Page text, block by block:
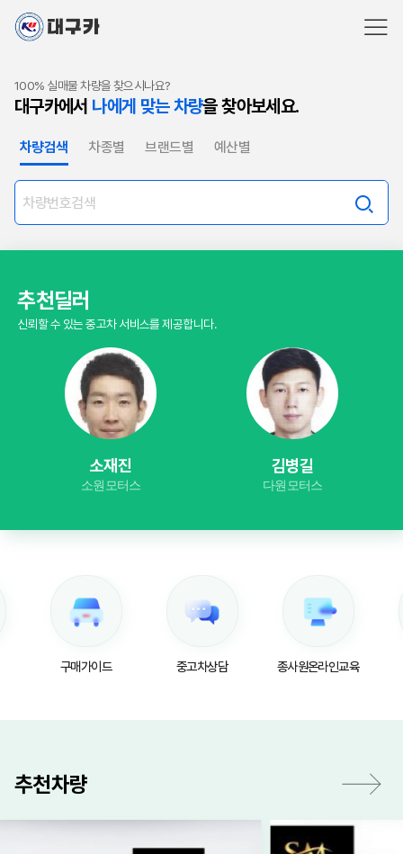
100% 실매물 차량을 찾으시나요?
대구카에서 나에게 맞는 차량을 찾아보세요.
차량검색 차종별 브랜드별 예산별
추천딜러
신뢰할 수 있는 중고차 서비스를 제공합니다.
종사원온라인교육 오시는 길
추천차량